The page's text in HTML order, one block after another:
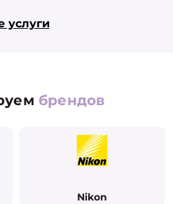
услуги
брендов
Nikon